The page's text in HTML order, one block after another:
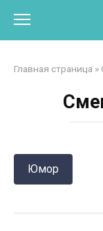
контенту
Главная страница »
Юмор